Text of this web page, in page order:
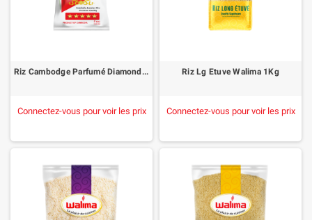
Riz Cambodge Parfumé Diamond 5Kg
Connectez-vous pour voir les prix
Riz Lg Etuve Walima 1Kg
Connectez-vous pour voir les prix